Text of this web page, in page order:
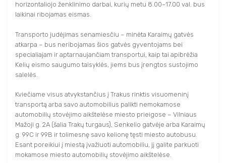
horizontaliojo ženklinimo darbai, kurių metu 8.00–17.00 val. bus
laikinai ribojamas eismas.
Transporto judėjimas senamiesčiu – minėta Karaimų gatvės
atkarpa – bus neribojamas šios gatvės gyventojams bei
specialiajam ir aptarnaujančiam transportui, kaip tai apibrėžia
Kelių eismo saugumo taisyklės, jiems bus įrengtos sustojimo
salelės.
Kviečiame visus atvykstančius į Trakus rinktis visuomeninį
transportą arba savo automobilius palikti nemokamose
automobilių stovėjimo aikštelėse miesto prieigose – Vilniaus
Mažoji g. 2A (šalia Trakų turgaus), Senkelio gatvėje arba Karaimų
g. 99C ir 99B ir tolimesnę savo kelionę tęsti miesto autobusu.
Esant poreikiui į miestą įvažiuoti automobiliu, jį galite parkuoti
mokamose miesto automobilių stovėjimo aikštelėse.